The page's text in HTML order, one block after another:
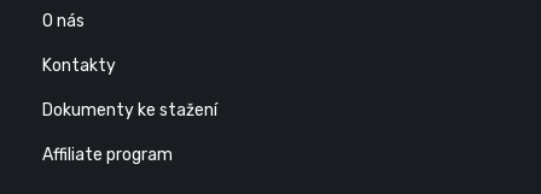
O nás
Kontakty
Dokumenty ke stažení
Affiliate program